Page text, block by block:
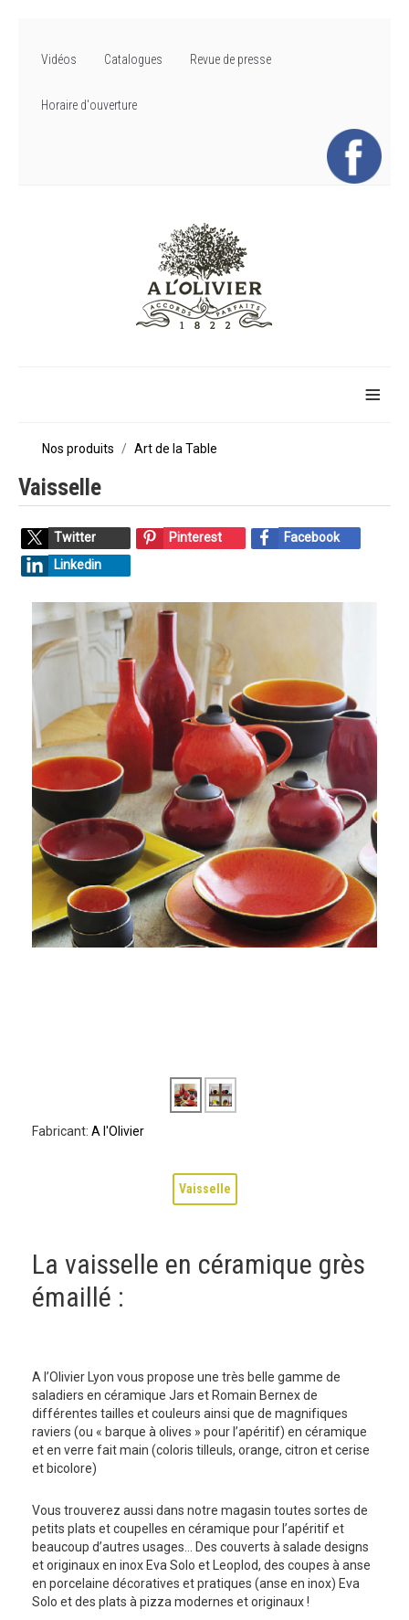
Vidéos Catalogues Revue de presse
Horaire d'ouverture
≡
Nos produits Art de la Table
Vaisselle
Twitter Pinterest
Facebook
Linkedin
Fabricant: A l'Olivier
Vaisselle
La vaisselle en céramique grès
émaillé :
A l’Olivier Lyon vous propose une très belle gamme de
saladiers en céramique Jars et Romain Bernex de
différentes tailles et couleurs ainsi que de magnifiques
raviers (ou « barque à olives » pour l’apéritif) en céramique
et en verre fait main (coloris tilleuls, orange, citron et cerise
et bicolore)
Vous trouverez aussi dans notre magasin toutes sortes de
petits plats et coupelles en céramique pour l’apéritif et
beaucoup d’autres usages… Des couverts à salade designs
et originaux en inox Eva Solo et Leoplod, des coupes à anse
en porcelaine décoratives et pratiques (anse en inox) Eva
Solo et des plats à pizza modernes et originaux !